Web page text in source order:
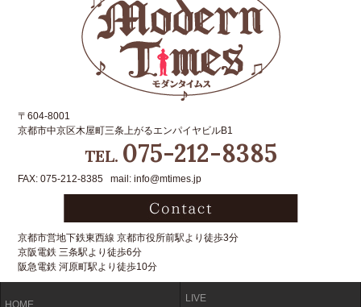
〒604-8001
京都市中京区木屋町三条上がるエンパイヤビルB1
TEL. 075-212-8385
FAX: 075-212-8385 mail: info@mtimes.jp
京都市営地下鉄東西線 京都市役所前駅より徒歩3分
京阪電鉄 三条駅より徒歩6分
阪急電鉄 河原町駅より徒歩10分
LIVE